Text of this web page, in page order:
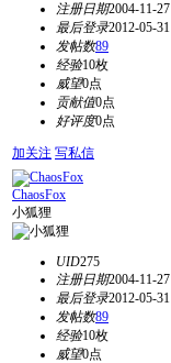
注册日期2004-11-27
最后登录2012-05-31
发帖数89
经验10枚
威望0点
贡献值0点
好评度0点
加关注 写私信
ChaosFox
小狐狸
UID275
注册日期2004-11-27
最后登录2012-05-31
发帖数89
经验10枚
威望0点